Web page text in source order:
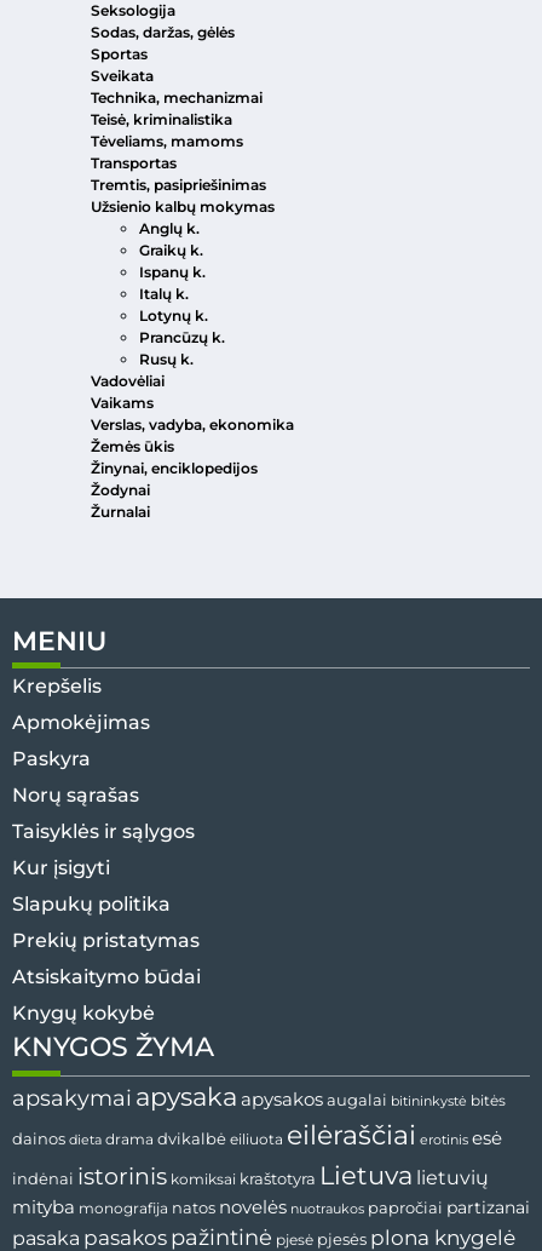
Seksologija
Sodas, daržas, gėlės
Sportas
Sveikata
Technika, mechanizmai
Teisė, kriminalistika
Tėveliams, mamoms
Transportas
Tremtis, pasipriešinimas
Užsienio kalbų mokymas
Anglų k.
Graikų k.
Ispanų k.
Italų k.
Lotynų k.
Prancūzų k.
Rusų k.
Vadovėliai
Vaikams
Verslas, vadyba, ekonomika
Žemės ūkis
Žinynai, enciklopedijos
Žodynai
Žurnalai
MENIU
Krepšelis
Apmokėjimas
Paskyra
Norų sąrašas
Taisyklės ir sąlygos
Kur įsigyti
Slapukų politika
Prekių pristatymas
Atsiskaitymo būdai
Knygų kokybė
KNYGOS ŽYMA
apsakymai apysaka apysakos augalai bitininkystė bitės
dainos dieta drama dvikalbė eiliuota eilėraščiai erotinis esė
indėnai istorinis komiksai kraštotyra Lietuva lietuvių
mityba monografija natos novelės nuotraukos papročiai partizanai
pasaka pasakos pažintinė pjesė pjesės plona knygelė